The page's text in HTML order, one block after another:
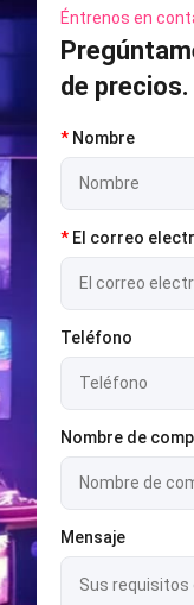
Éntrenos en
de precios.
* Nombre
* El correo
Teléfono
Nombre de
Mensaje